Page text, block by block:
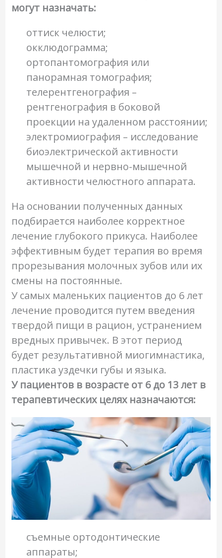
могут назначать:
оттиск челюсти;
окклюдограмма;
ортопантомография или
панорамная томография;
телерентгенография –
рентгенография в боковой
проекции на удаленном расстоянии;
электромиография – исследование
биоэлектрической активности
мышечной и нервно-мышечной
активности челюстного аппарата.
На основании полученных данных
подбирается наиболее корректное
лечение глубокого прикуса. Наиболее
эффективным будет терапия во время
прорезывания молочных зубов или их
смены на постоянные.
У самых маленьких пациентов до 6 лет
лечение проводится путем введения
твердой пищи в рацион, устранением
вредных привычек. В этот период
будет результативной миогимнастика,
пластика уздечки губы и языка.
У пациентов в возрасте от 6 до 13 лет в
терапевтических целях назначаются:
съемные ортодонтические
аппараты;